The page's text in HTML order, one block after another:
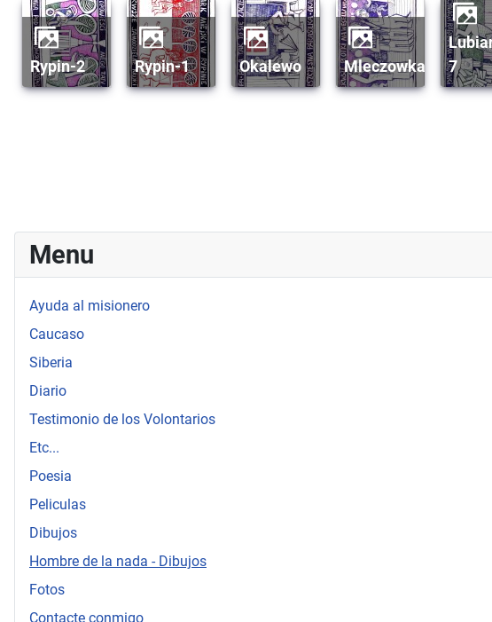
Menu
Ayuda al misionero
Caucaso
Siberia
Diario
Testimonio de los Volontarios
Etc...
Poesia
Peliculas
Dibujos
Hombre de la nada - Dibujos
Fotos
Contacte conmigo
rypin-2 rypin-1 okalewo mleczowka
lubianki-
7